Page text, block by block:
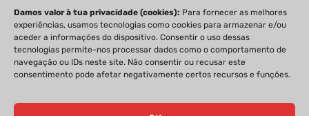
Damos valor à tua privacidade (cookies): Para fornecer as melhores
experiências, usamos tecnologias como cookies para armazenar e/ou
aceder a informações do dispositivo. Consentir o uso dessas
tecnologias permite-nos processar dados como o comportamento de
navegação ou IDs neste site. Não consentir ou recusar este
consentimento pode afetar negativamente certos recursos e funções.
PRIVACIDADE FICHA TÉCNICA
ESTATUTO EDITORIAL